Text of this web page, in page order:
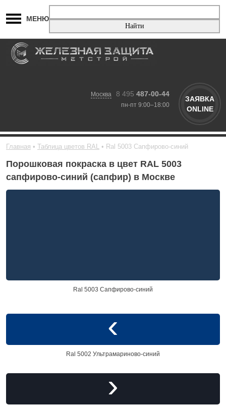
МЕНЮ
Москва 8 495 487-00-44
пн-пт 9:00–18:00
ЗАЯВКА
ONLINE
Главная Таблица цветов RAL Ral 5003 Сапфирово-синий
Порошковая покраска в цвет RAL 5003
сапфирово-синий (сапфир) в Москве
Ral 5002 Ультрамариново-синий
Ral 5003 Сапфирово-синий